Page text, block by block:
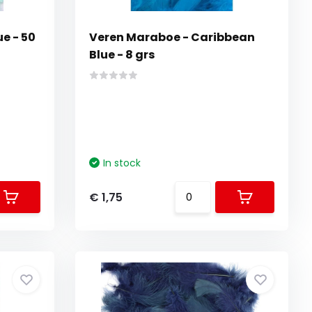
- 50
Veren Maraboe - Caribbean
Blue - 8 grs
In stock
€ 1,75